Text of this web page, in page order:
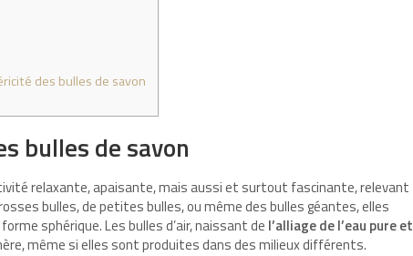
des bulles de savon
bulles de savon
relaxante, apaisante, mais aussi et surtout fascinante, relevant
bulles, de petites bulles, ou même des bulles géantes, elles
sphérique. Les bulles d’air, naissant de l’alliage de l’eau pure et
même si elles sont produites dans des milieux différents.